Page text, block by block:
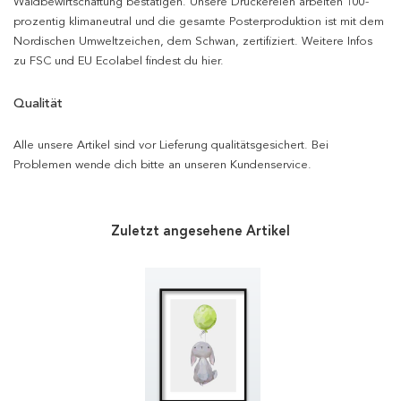
prozentig klimaneutral und die gesamte Posterproduktion ist mit dem
Nordischen Umweltzeichen, dem Schwan, zertifiziert. Weitere Infos
zu FSC und EU Ecolabel findest du hier.
Qualität
Alle unsere Artikel sind vor Lieferung qualitätsgesichert. Bei
Problemen wende dich bitte an unseren Kundenservice.
Zuletzt angesehene Artikel